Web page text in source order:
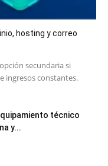
hosting y correo
secundaria si
ingresos constantes.
técnico
y...